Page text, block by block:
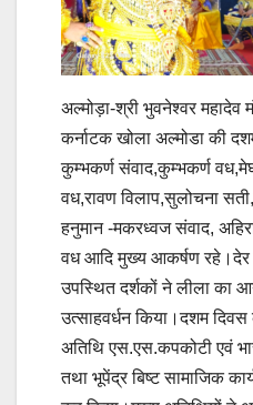
अल्मोड़ा-श्री भुवनेश्वर महादेव
कर्नाटक खोला अल्मोडा की
कुम्भकर्ण संवाद,कुम्भकर्ण
वध,रावण विलाप,सुलोचना
हनुमान -मकरध्वज संवाद,
वध आदि मुख्य आकर्षण रहे।देर
उपस्थित दर्शकों ने लीला का
उत्साहवर्धन किया।दशम
अतिथि एस.एस.कपकोटी एवं
तथा भूपेंद्र बिष्ट सामाजिक